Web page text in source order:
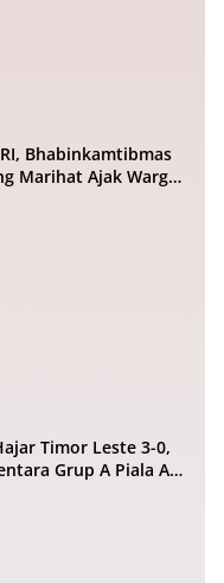
Bhabinkamtibmas
Marihat Ajak Warga
Timor Leste 3-0,
Grup A Piala AFF